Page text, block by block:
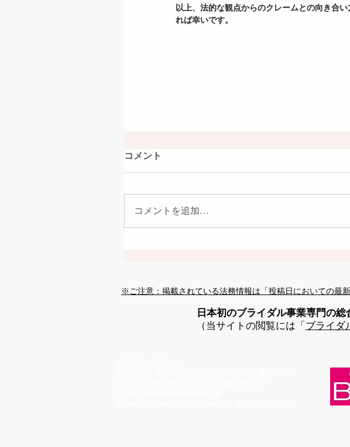
以上、法的な観点からのクレームとの向き合
れば幸いです。
コメント
コメントを追加…
※ご注意：掲載されている法務情報は「投稿日においての最
日本初のブライダル事業専門の
（当サイトの閲覧には「 ブライダ